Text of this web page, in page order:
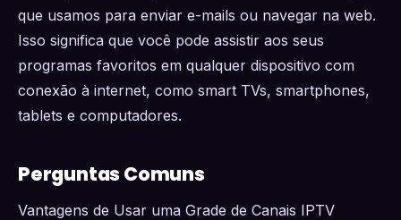
que usamos para enviar e-mails ou navegar na web.
Isso significa que você pode assistir aos seus
programas favoritos em qualquer dispositivo com
conexão à internet, como smart TVs, smartphones,
tablets e computadores.
Perguntas Comuns
Vantagens de Usar uma Grade de Canais IPTV